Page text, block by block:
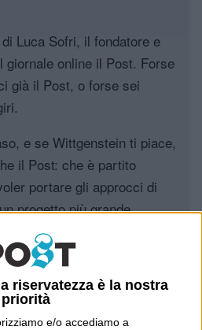
riservatezza è la nostra
priorità
e/o accediamo a
Luca Sofri, il fondatore e
giornale online il Post. Forse
già il Post, o forse sei
e se Wittgenstein ti piace,
il Post: che è partito
portare gli approcci di
progetto più grande.
ed è diventato anche altro:
che prosegue da oltre 16
lo apprezza e lo